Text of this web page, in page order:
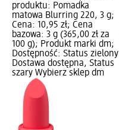
produktu: Pomadka
matowa Blurring 220, 3 g;
Cena: 10,95 zł; Cena
bazowa: 3 g (365,00 zł za
100 g); Produkt marki dm;
Dostępność: Status zielony
Dostawa dostępna, Status
szary Wybierz sklep dm